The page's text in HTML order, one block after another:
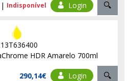
| Indisponível Login
HDR Amarelo 700ml
290,14€ Login